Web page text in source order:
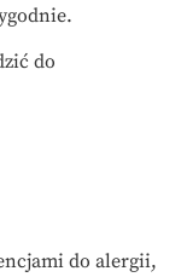
do
do alergii,